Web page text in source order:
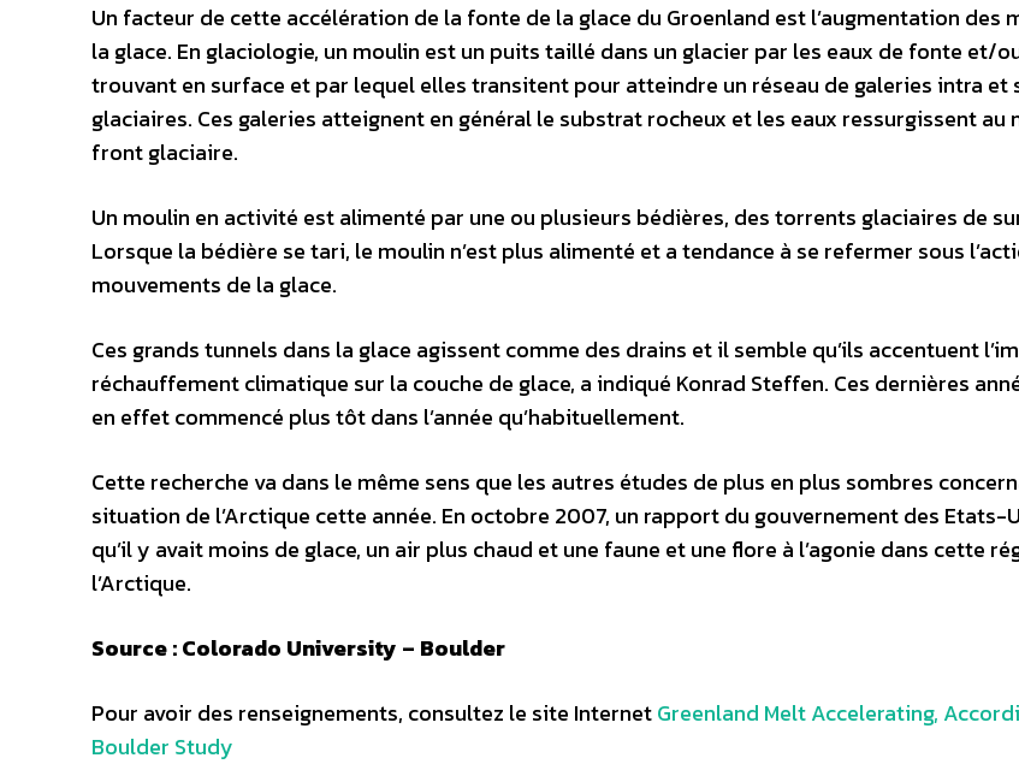
Un facteur de cette accélération de la fonte de la glace du Groenland est l’augmentation des
la glace. En glaciologie, un moulin est un puits taillé dans un glacier par les eaux de fonte et/
trouvant en surface et par lequel elles transitent pour atteindre un réseau de galeries intra et
glaciaires. Ces galeries atteignent en général le substrat rocheux et les eaux ressurgissent au
front glaciaire.
Un moulin en activité est alimenté par une ou plusieurs bédières, des torrents glaciaires de
Lorsque la bédière se tari, le moulin n’est plus alimenté et a tendance à se refermer sous
mouvements de la glace.
Ces grands tunnels dans la glace agissent comme des drains et il semble qu’ils accentuent
réchauffement climatique sur la couche de glace, a indiqué Konrad Steffen. Ces dernières
en effet commencé plus tôt dans l’année qu’habituellement.
Cette recherche va dans le même sens que les autres études de plus en plus sombres
situation de l’Arctique cette année. En octobre 2007, un rapport du gouvernement des
qu’il y avait moins de glace, un air plus chaud et une faune et une flore à l’agonie dans cette
l’Arctique.
Source : Colorado University – Boulder
Pour avoir des renseignements, consultez le site InternetGreenland Melt Accelerating,
Boulder Study